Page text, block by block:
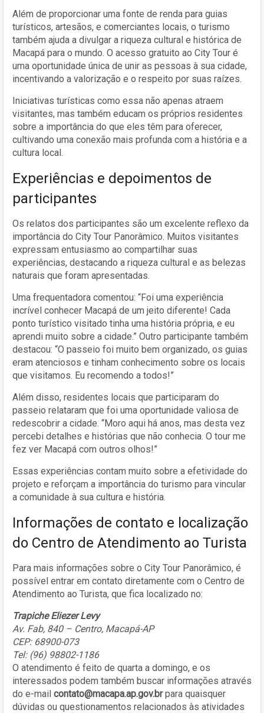
Além de proporcionar uma fonte de renda para guias
turísticos, artesãos, e comerciantes locais, o turismo
também ajuda a divulgar a riqueza cultural e histórica de
Macapá para o mundo. O acesso gratuito ao City Tour é
uma oportunidade única de unir as pessoas à sua cidade,
incentivando a valorização e o respeito por suas raízes.
Iniciativas turísticas como essa não apenas atraem
visitantes, mas também educam os próprios residentes
sobre a importância do que eles têm para oferecer,
cultivando uma conexão mais profunda com a história e a
cultura local.
Experiências e depoimentos de
participantes
Os relatos dos participantes são um excelente reflexo da
importância do City Tour Panorâmico. Muitos visitantes
expressam entusiasmo ao compartilhar suas
experiências, destacando a riqueza cultural e as belezas
naturais que foram apresentadas.
Uma frequentadora comentou: “Foi uma experiência
incrível conhecer Macapá de um jeito diferente! Cada
ponto turístico visitado tinha uma história própria, e eu
aprendi muito sobre a cidade.” Outro participante também
destacou: “O passeio foi muito bem organizado, os guias
eram atenciosos e tinham conhecimento sobre os locais
que visitamos. Eu recomendo a todos!”
Além disso, residentes locais que participaram do
passeio relataram que foi uma oportunidade valiosa de
redescobrir a cidade. “Moro aqui há anos, mas desta vez
percebi detalhes e histórias que não conhecia. O tour me
fez ver Macapá com outros olhos!”
Essas experiências contam muito sobre a efetividade do
projeto e reforçam a importância do turismo para vincular
a comunidade à sua cultura e história.
Informações de contato e localização
do Centro de Atendimento ao Turista
Para mais informações sobre o City Tour Panorâmico, é
possível entrar em contato diretamente com o Centro de
Atendimento ao Turista, que fica localizado no:
Trapiche Eliezer Levy
Av. Fab, 840 – Centro, Macapá-AP
CEP: 68900-073
Tel: (96) 98802-1186
O atendimento é feito de quarta a domingo, e os
interessados podem também buscar informações através
do e-mail contato@macapa.ap.gov.brpara quaisquer
dúvidas ou questionamentos relacionados às atividades